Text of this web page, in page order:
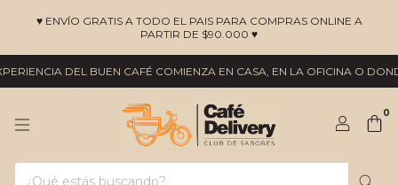
♥ ENVÍO GRATIS A TODO EL PAIS PARA COMPRAS ONLINE A
PARTIR DE $90.000 ♥
DEL BUEN CAFÉ COMIENZA EN CASA, EN LA OFICINA O
0